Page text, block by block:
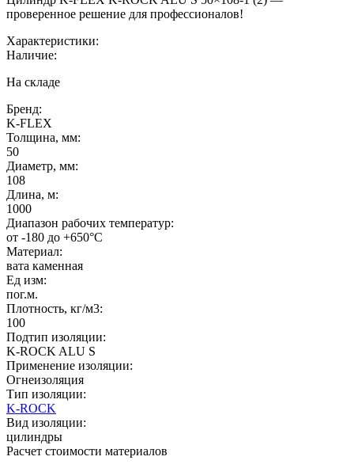
проверенное решение для профессионалов!
Характеристики:
Наличие:
На складе
Бренд:
K-FLEX
Толщина, мм:
50
Диаметр, мм:
108
Длина, м:
1000
Диапазон рабочих температур:
от -180 до +650°C
Материал:
вата каменная
Ед изм:
пог.м.
Плотность, кг/м3:
100
Подтип изоляции:
K-ROCK ALU S
Применение изоляции:
Огнеизоляция
Тип изоляции:
K-ROCK
Вид изоляции:
цилиндры
Расчет стоимости материалов